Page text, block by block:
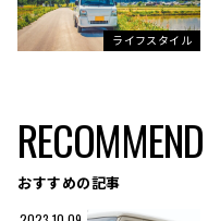
ライフスタイル
RECOMMEND
おすすめの記事